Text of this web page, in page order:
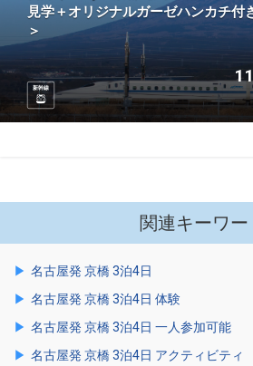
見学＋オリジナルガーゼハンカチ付
＞
新幹線
関連キーワー
名古屋発 京橋 3泊4日
名古屋発 京橋 3泊4日 体験
名古屋発 京橋 3泊4日 一人参加可能
名古屋発 京橋 3泊4日 アクティビティ